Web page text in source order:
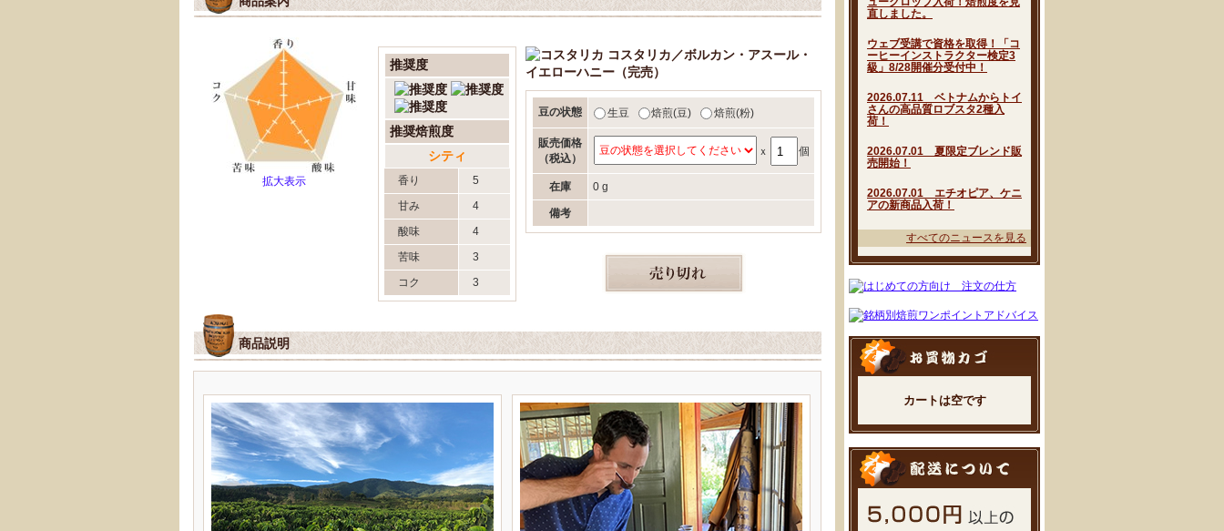
直しました。
ウェブ受講で資格を取得！「コ
ーヒーインストラクター検定3
級」8/28開催分受付中！
2026.07.11 ベトナムからトイ
さんの高品質ロブスタ2種入
荷！
2026.07.01 夏限定ブレンド販
売開始！
2026.07.01 エチオピア、ケニ
アの新商品入荷！
すべてのニュースを見る
カートは空です
拡大表示
コスタリカ／ボルカン・アスール・
イエローハニー（完売）
豆の状態 生豆 焙煎(豆) 焙煎(粉)
販売価格
（税込）
ｘ 個
在庫 0 g
備考
推奨度
推奨焙煎度
シティ
香り
5
甘み
4
酸味
4
苦味
3
コク
3
商品説明